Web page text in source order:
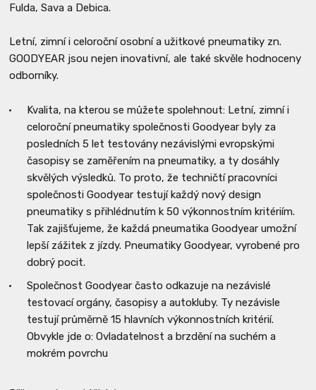
Fulda, Sava a Debica.
Letní, zimní i celoroční osobní a užitkové pneumatiky zn.
GOODYEAR jsou nejen inovativní, ale také skvěle hodnoceny
odborníky.
Kvalita, na kterou se můžete spolehnout: Letní, zimní i
celoroční pneumatiky společnosti Goodyear byly za
posledních 5 let testovány nezávislými evropskými
časopisy se zaměřením na pneumatiky, a ty dosáhly
skvělých výsledků. To proto, že techničtí pracovníci
společnosti Goodyear testují každý nový design
pneumatiky s přihlédnutím k 50 výkonnostním kritériím.
Tak zajišťujeme, že každá pneumatika Goodyear umožní
lepší zážitek z jízdy. Pneumatiky Goodyear, vyrobené pro
dobrý pocit.
Společnost Goodyear často odkazuje na nezávislé
testovací orgány, časopisy a autokluby. Ty nezávisle
testují průměrně 15 hlavních výkonnostních kritérií.
Obvykle jde o: Ovladatelnost a brzdění na suchém a
mokrém povrchu